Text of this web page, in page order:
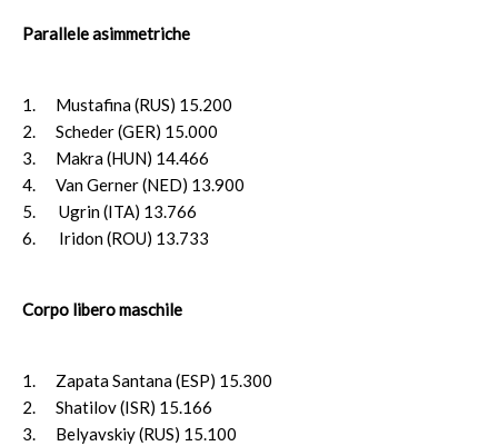
Parallele asimmetriche
1. Mustafina (RUS) 15.200
2. Scheder (GER) 15.000
3. Makra (HUN) 14.466
4. Van Gerner (NED) 13.900
5. Ugrin (ITA) 13.766
6. Iridon (ROU) 13.733
Corpo libero maschile
1. Zapata Santana (ESP) 15.300
2. Shatilov (ISR) 15.166
3. Belyavskiy (RUS) 15.100